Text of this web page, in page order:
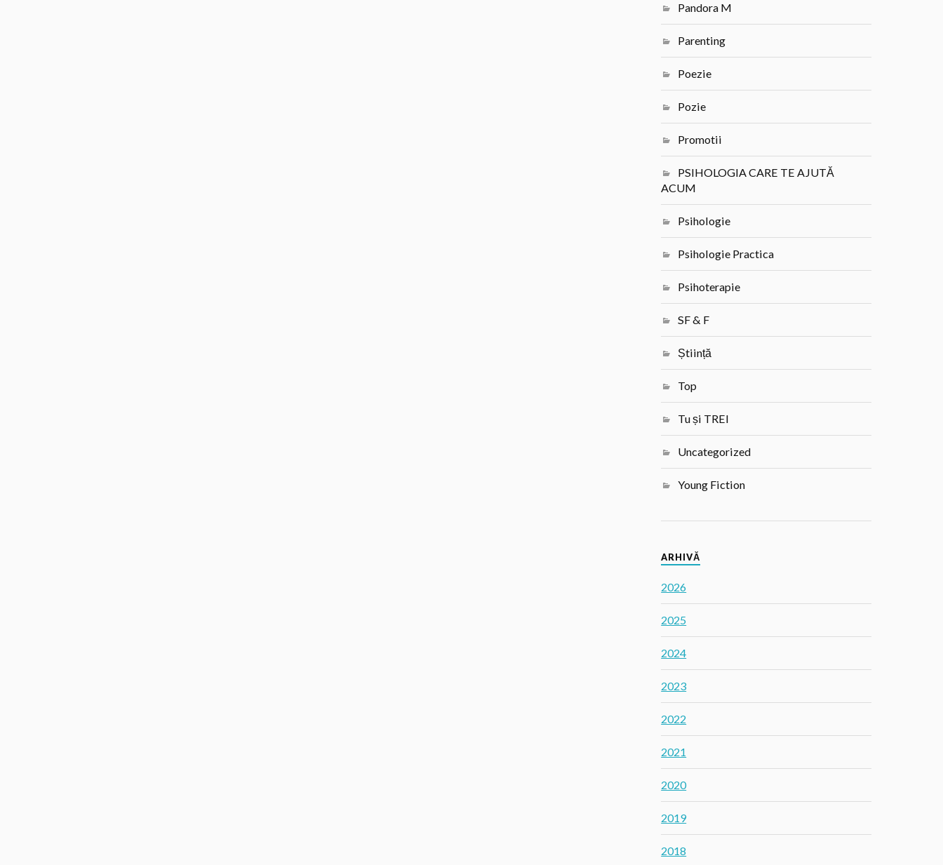
Pandora M
Parenting
Poezie
Pozie
Promotii
PSIHOLOGIA CARE TE AJUTĂ
ACUM
Psihologie
Psihologie Practica
Psihoterapie
SF & F
Știință
Top
Tu și TREI
Uncategorized
Young Fiction
ARHIVĂ
2026
2025
2024
2023
2022
2021
2020
2019
2018